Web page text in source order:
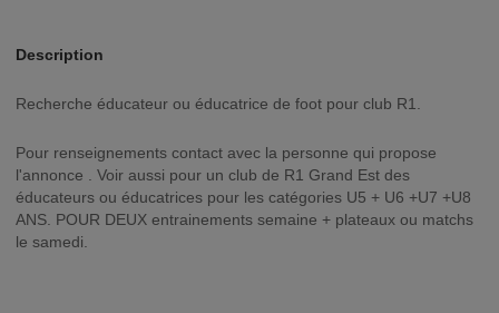
Description
Recherche éducateur ou éducatrice de foot pour club R1.
Pour renseignements contact avec la personne qui propose
l'annonce . Voir aussi pour un club de R1 Grand Est des
éducateurs ou éducatrices pour les catégories U5 + U6 +U7 +U8
ANS. POUR DEUX entrainements semaine + plateaux ou matchs
le samedi.